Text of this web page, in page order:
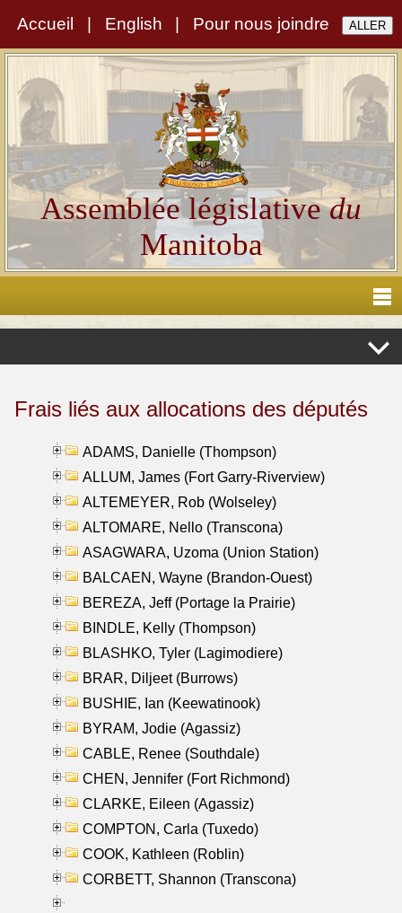
Accueil English Pour nous joindre
Assemblée législativedu
Manitoba
Frais liés aux allocations des députés
ADAMS, Danielle (Thompson)
ALLUM, James (Fort Garry-Riverview)
ALTEMEYER, Rob (Wolseley)
ALTOMARE, Nello (Transcona)
ASAGWARA, Uzoma (Union Station)
BALCAEN, Wayne (Brandon-Ouest)
BEREZA, Jeff (Portage la Prairie)
BINDLE, Kelly (Thompson)
BLASHKO, Tyler (Lagimodiere)
BRAR, Diljeet (Burrows)
BUSHIE, Ian (Keewatinook)
BYRAM, Jodie (Agassiz)
CABLE, Renee (Southdale)
CHEN, Jennifer (Fort Richmond)
CLARKE, Eileen (Agassiz)
COMPTON, Carla (Tuxedo)
COOK, Kathleen (Roblin)
CORBETT, Shannon (Transcona)